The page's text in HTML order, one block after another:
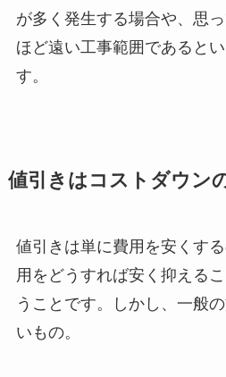
が多く発生する場合や、思
ほど遠い工事範囲であると
す。
値引きはコストダウン
値引きは単に費用を安くす
用をどうすれば安く抑える
うことです。しかし、一般
いもの。